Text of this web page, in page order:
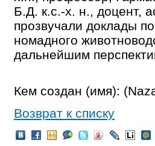
Б.Д. к.с.-х. н., доцент,
прозвучали доклады
номадного
дальнейшим
Кем создан (имя):
Возврат к списку